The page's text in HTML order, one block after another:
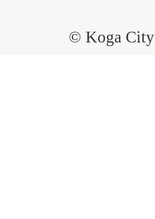
© Koga City